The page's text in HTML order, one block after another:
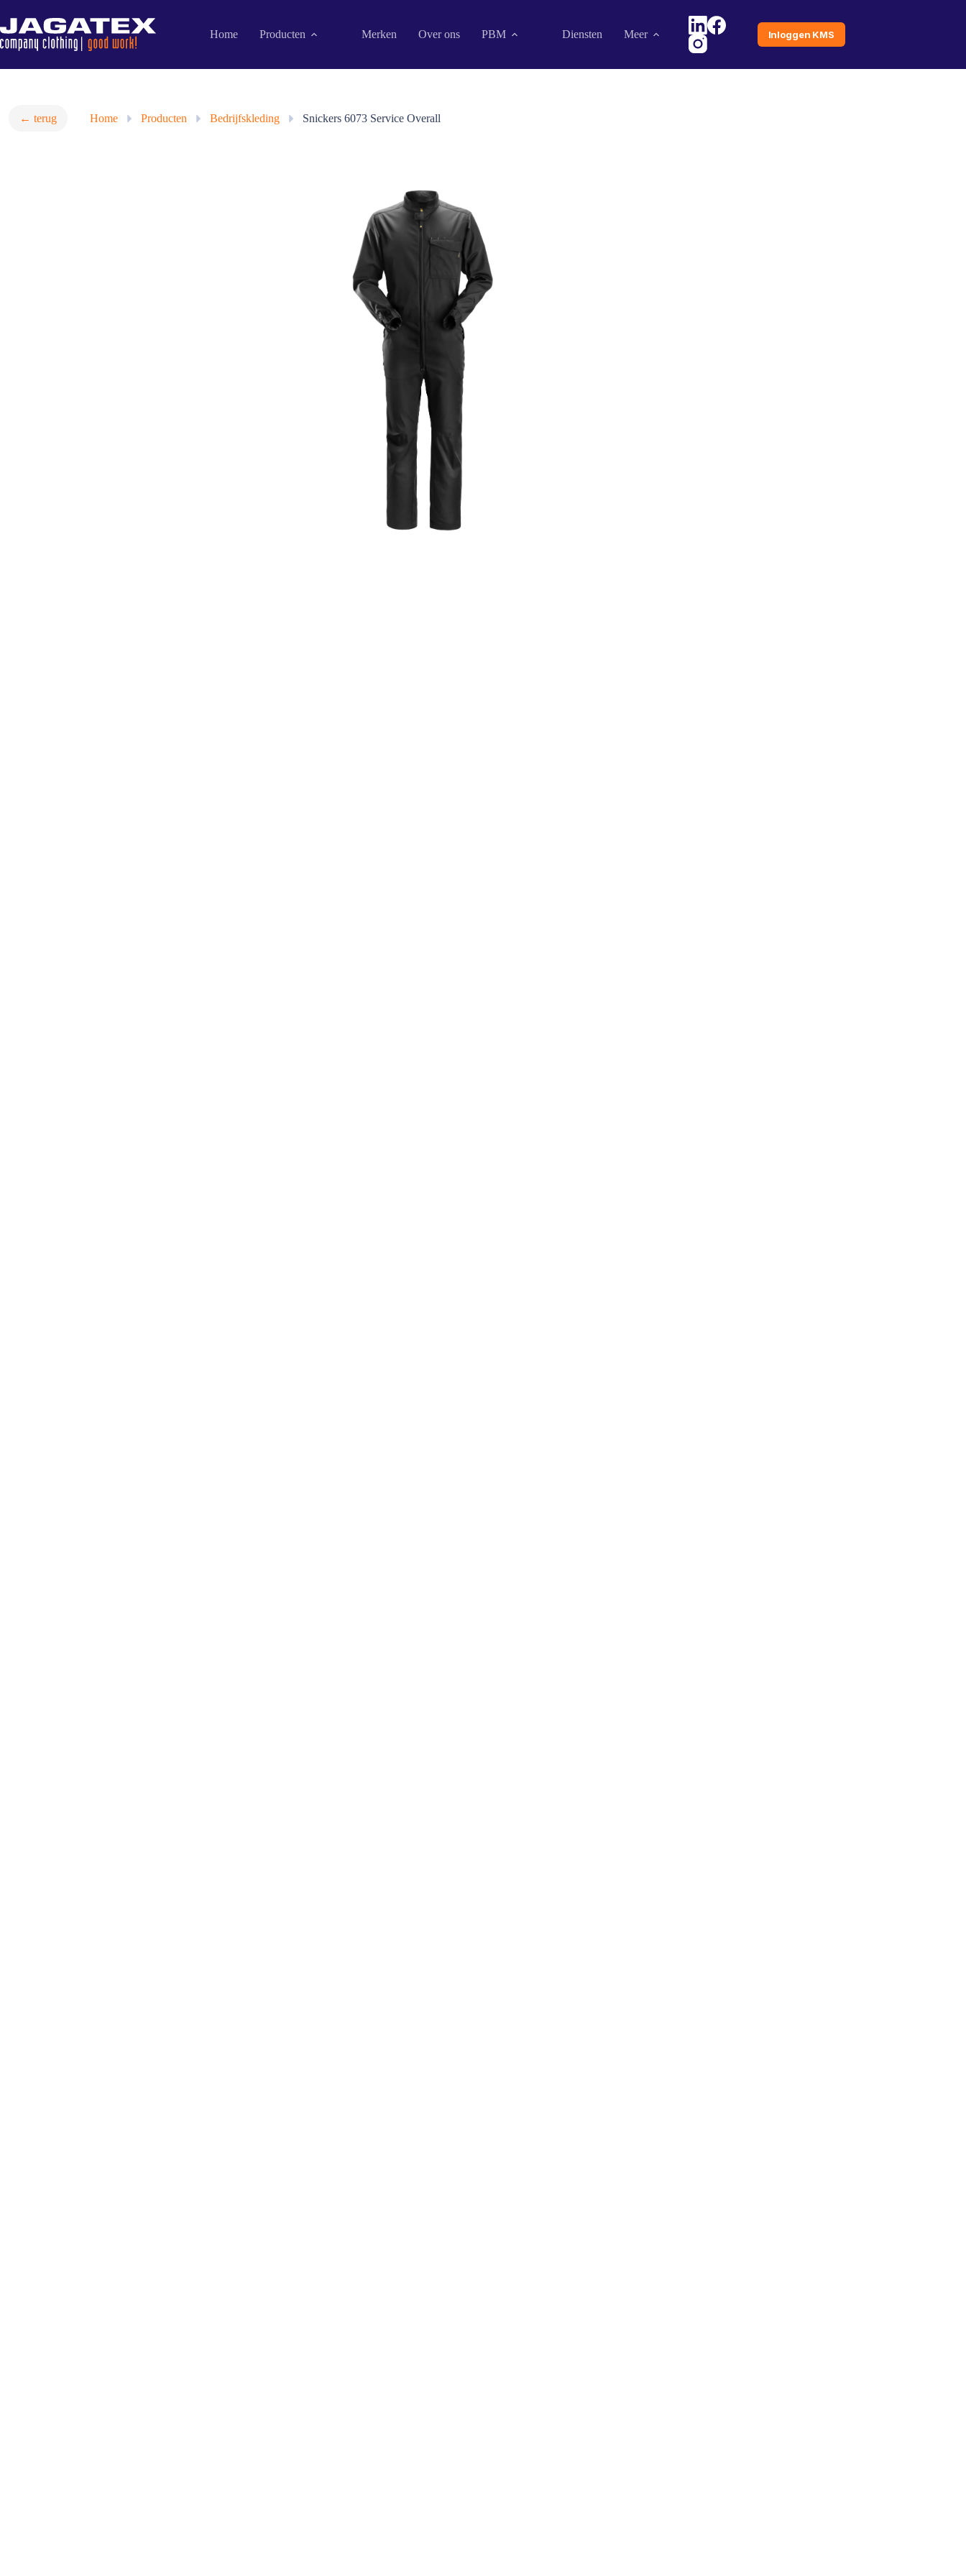
naar
de
inhoud
Home Producten Merken Over ons PBM Diensten Meer Inloggen KMS
← terug Home » Producten » Bedrijfskleding » Snickers 6073 Service Overall